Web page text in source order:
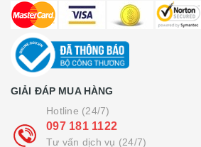
GIẢI ĐÁP MUA HÀNG
Hotline (24/7)
097 181 1122
Tư vấn dịch vụ (24/7)